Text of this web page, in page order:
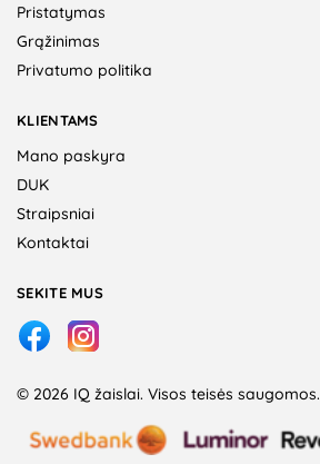
Pristatymas
Grąžinimas
Privatumo politika
KLIENTAMS
Mano paskyra
DUK
Straipsniai
Kontaktai
SEKITE MUS
© 2026 IQ žaislai. Visos teisės saugomos.